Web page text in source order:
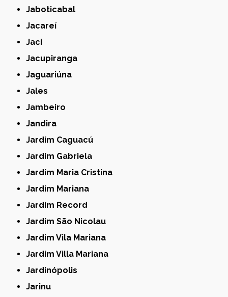
Jaboticabal
Jacareí
Jaci
Jacupiranga
Jaguariúna
Jales
Jambeiro
Jandira
Jardim Caguacú
Jardim Gabriela
Jardim Maria Cristina
Jardim Mariana
Jardim Record
Jardim São Nicolau
Jardim Vila Mariana
Jardim Villa Mariana
Jardinópolis
Jarinu